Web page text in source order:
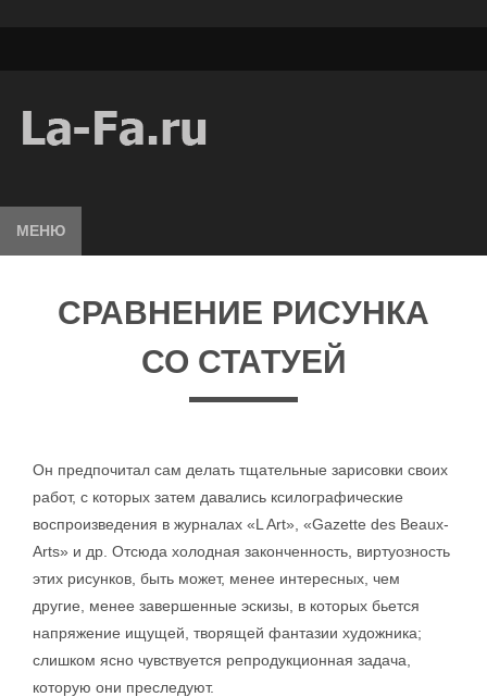
МЕНЮ
СРАВНЕНИЕ РИСУНКА
СО СТАТУЕЙ
Он предпочитал сам делать тщательные зарисовки своих
работ, с которых затем давались ксилографические
воспроизведения в журналах «L Art», «Gazette des Beaux-
Arts» и др. Отсюда холодная законченность, виртуозность
этих рисунков, быть может, менее интересных, чем
другие, менее завершенные эскизы, в которых бьется
напряжение ищущей, творящей фантазии художника;
слишком ясно чувствуется репродукционная задача,
которую они преследуют.